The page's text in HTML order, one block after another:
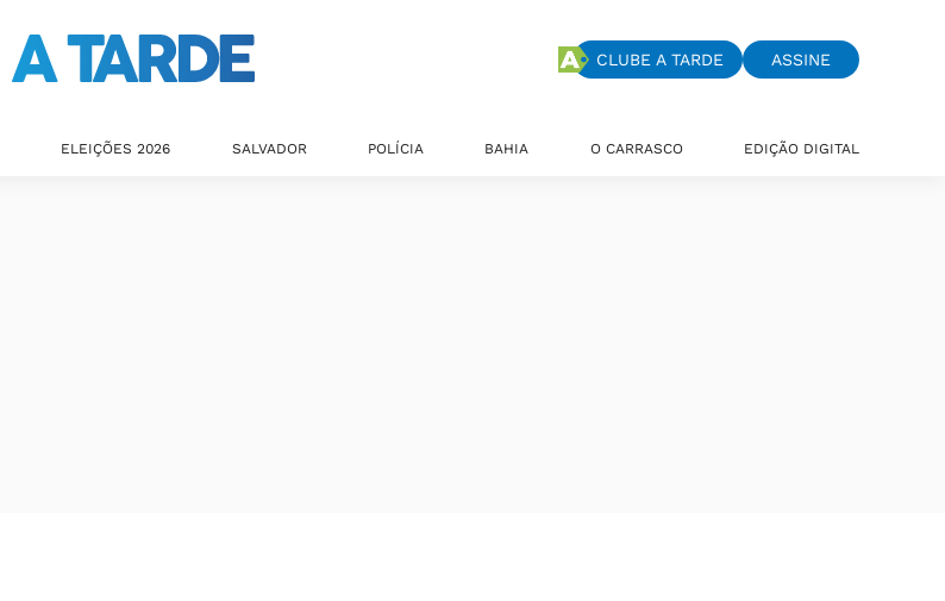
CLUBE A TARDE ASSINE
ELEIÇÕES 2026 SALVADOR POLÍCIA BAHIA O CARRASCO EDIÇÃO DIGITAL